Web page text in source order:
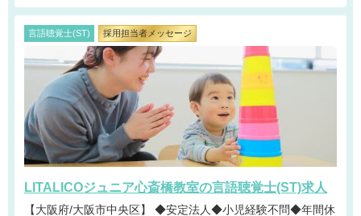
言語聴覚士(ST) 採用担当者メッセージ
LITALICOジュニア心斎橋教室の言語聴覚士(ST)求人
【大阪府/大阪市中央区】 ◆安定法人◆小児経験不問◆年間休